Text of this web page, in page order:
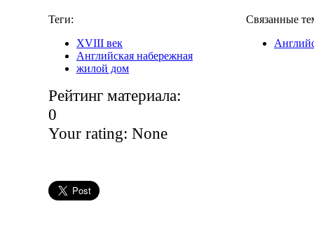
Теги:
XVIII век
Английская набережная
жилой дом
Связанные
Рейтинг материала:
0
Your rating: None